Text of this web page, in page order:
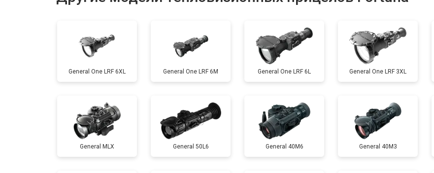
General One LRF 6XL General One LRF 6M General One LRF 6L General One LRF 3XL
General MLX General 50L6 General 40M6 General 40M3